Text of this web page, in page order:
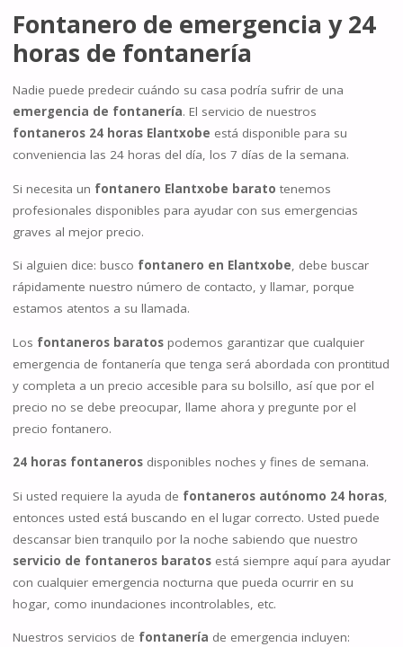
Fontanero de emergencia y 24
horas de fontanería
Nadie puede predecir cuándo su casa podría sufrir de una
emergencia de fontanería. El servicio de nuestros
fontaneros 24 horas Elantxobe está disponible para su
conveniencia las 24 horas del día, los 7 días de la semana.
Si necesita un fontanero Elantxobe barato tenemos
profesionales disponibles para ayudar con sus emergencias
graves al mejor precio.
Si alguien dice: busco fontanero en Elantxobe, debe buscar
rápidamente nuestro número de contacto, y llamar, porque
estamos atentos a su llamada.
Los fontaneros baratospodemos garantizar que cualquier
emergencia de fontanería que tenga será abordada con prontitud
y completa a un precio accesible para su bolsillo, así que por el
precio no se debe preocupar, llame ahora y pregunte por el
precio fontanero.
24 horas fontanerosdisponibles noches y fines de semana.
Si usted requiere la ayuda de fontaneros autónomo 24 horas,
entonces usted está buscando en el lugar correcto. Usted puede
descansar bien tranquilo por la noche sabiendo que nuestro
servicio de fontaneros baratosestá siempre aquí para ayudar
con cualquier emergencia nocturna que pueda ocurrir en su
hogar, como inundaciones incontrolables, etc.
Nuestros servicios de fontanería de emergencia incluyen: